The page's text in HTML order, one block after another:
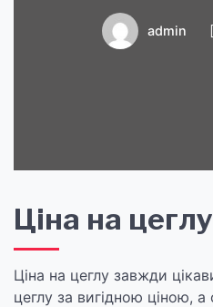
admin
Ціна на цеглу
Ціна на цеглу завжди
цеглу за вигідною ціною,